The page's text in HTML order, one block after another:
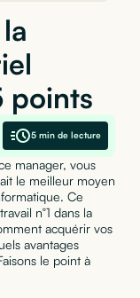
points
5 min de lecture
manager, vous
le meilleur moyen
Ce
n°1 dans la
acquérir vos
avantages
le point à